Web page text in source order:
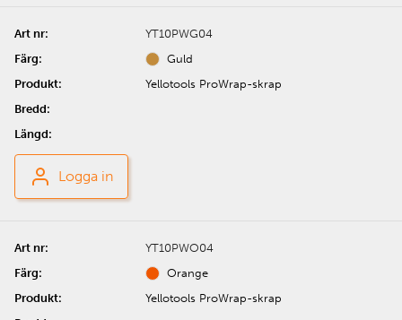
YT10PWG04
Guld
Yellotools ProWrap-skrap
Logga in
YT10PWO04
Orange
Yellotools ProWrap-skrap